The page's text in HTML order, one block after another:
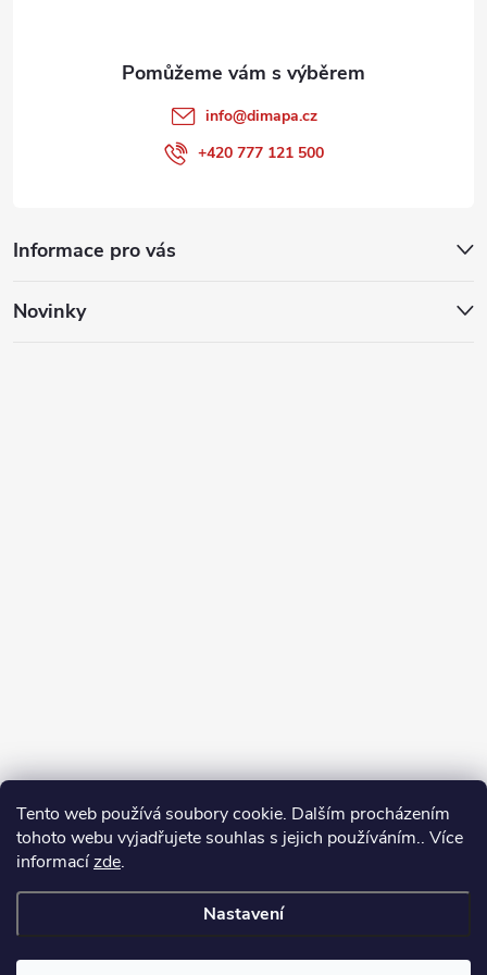
Tento web používá soubory cookie. Dalším procházením
tohoto webu vyjadřujete souhlas s jejich používáním.. Více
informacízde.
Nastavení
Informace pro vás
Novinky
info@dimapa.cz
+420 777 121 500
Copyright 2026Můj e-shop. Všechna práva vyhrazena.